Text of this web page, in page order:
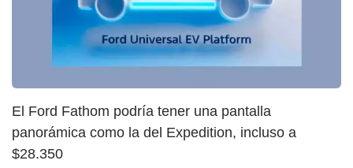
El Ford Fathom podría tener una pantalla
panorámica como la del Expedition, incluso a
$28.350